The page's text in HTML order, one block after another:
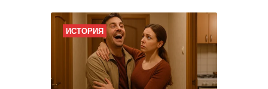
ИСТОРИЯ